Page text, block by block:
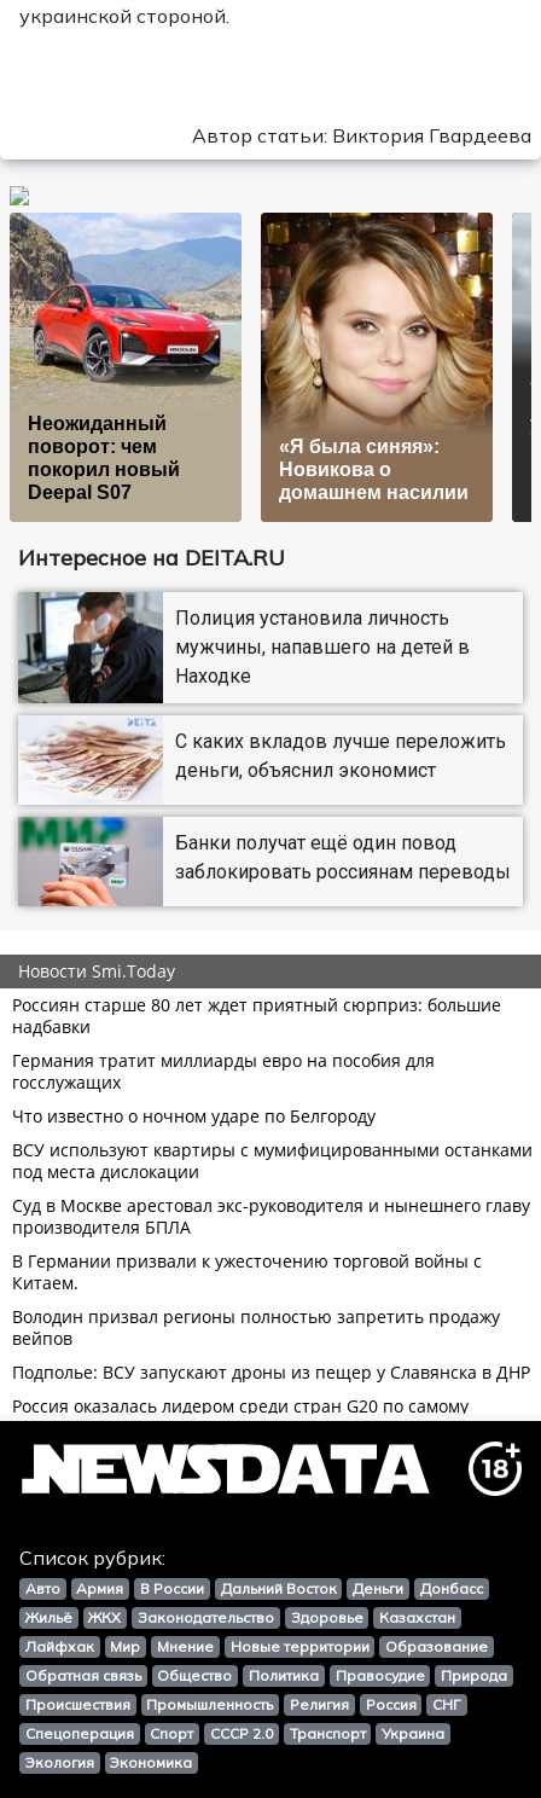
украинской стороной.
Автор статьи: Виктория Гвардеева
Неожиданный
поворот: чем
покорил новый
Deepal S07
«Я была синяя»:
Новикова о
домашнем насилии
Интересное на DEITA.RU
Полиция установила личность
мужчины, напавшего на детей в
Находке
С каких вкладов лучше переложить
деньги, объяснил экономист
Банки получат ещё один повод
заблокировать россиянам переводы
Список рубрик:
Авто Армия В России Дальний Восток Деньги
Донбасс
Жильё
ЖКХ Законодательство Здоровье
Казахстан
Лайфхак
Мир Мнение Новые территории
Образование
Обратная связь
Общество Политика Правосудие
Природа
Происшествия
Промышленность Религия Россия
СНГ
Спецоперация
Спорт СССР 2.0 Транспорт
Украина
Экология
Экономика